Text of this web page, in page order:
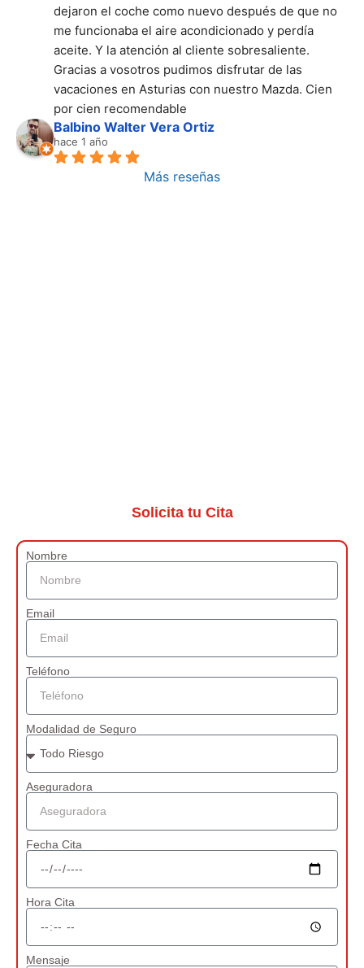
dejaron el coche como nuevo después de que no
me funcionaba el aire acondicionado y perdía
aceite. Y la atención al cliente sobresaliente.
Gracias a vosotros pudimos disfrutar de las
vacaciones en Asturias con nuestro Mazda. Cien
por cien recomendable
Balbino Walter Vera Ortiz
hace 1 año
Más reseñas
Solicita tu Cita
Nombre
Email
Teléfono
Modalidad de Seguro
Aseguradora
Fecha Cita
Hora Cita
Mensaje